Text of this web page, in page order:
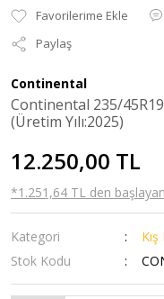
Paylaş
Continental
Continental 235/
(Üretim Yılı:2025)
12.250,00 TL
*1.251,64 TL den
Kategori
Stok Kodu